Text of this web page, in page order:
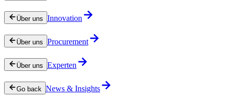
Über uns Innovation
Über uns Procurement
Über uns Experten
Go back News & Insights